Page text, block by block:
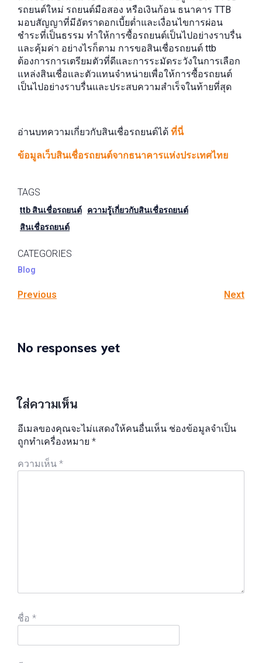
รถยนต์ใหม่ รถยนต์มือสอง หรือเงินก้อน ธนาคาร TTB
มอบสัญญาที่มีอัตราดอกเบี้ยต่ำและเงื่อนไขการผ่อน
ชำระที่เป็นธรรม ทำให้การซื้อรถยนต์เป็นไปอย่างราบรื่น
และคุ้มค่า อย่างไรก็ตาม การขอสินเชื่อรถยนต์ ttb
ต้องการการเตรียมตัวที่ดีและการระมัดระวังในการเลือก
แหล่งสินเชื่อและตัวแทนจำหน่ายเพื่อให้การซื้อรถยนต์
เป็นไปอย่างราบรื่นและประสบความสำเร็จในท้ายที่สุด
อ่านบทความเกี่ยวกับสินเชื่อรถยนต์ได้ ที่นี่
ข้อมูลเว็บสินเชื่อรถยนต์จากธนาคารแห่งประเทศไทย
TAGS
ttb สินเชื่อรถยนต์
ความรู้เกี่ยวกับสินเชื่อรถยนต์
สินเชื่อรถยนต์
CATEGORIES
Blog
Previous Next
No responses yet
ใส่ความเห็น
อีเมลของคุณจะไม่แสดงให้คนอื่นเห็น ช่องข้อมูลจำเป็น
ถูกทำเครื่องหมาย *
ความเห็น *
ชื่อ *